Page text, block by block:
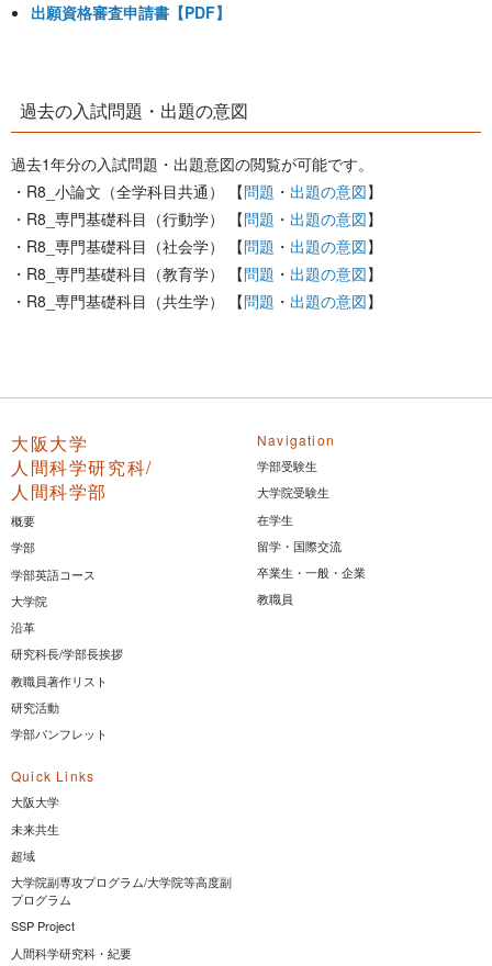
出願資格審査申請書【PDF】
過去の入試問題・出題の意図
過去1年分の入試問題・出題意図の閲覧が可能です。
・R8_小論文（全学科目共通） 【問題 ・ 出題の意図】
・R8_専門基礎科目（行動学） 【問題 ・ 出題の意図】
・R8_専門基礎科目（社会学） 【問題 ・ 出題の意図】
・R8_専門基礎科目（教育学） 【問題 ・ 出題の意図】
・R8_専門基礎科目（共生学） 【問題 ・ 出題の意図】
大阪大学
人間科学研究科/
人間科学部
概要
学部
学部英語コース
大学院
沿革
研究科長/学部長挨拶
教職員著作リスト
研究活動
学部パンフレット
Navigation
学部受験生
大学院受験生
在学生
留学・国際交流
卒業生・一般・企業
教職員
Quick Links
大阪大学
未来共生
超域
大学院副専攻プログラム/大学院等高度副
プログラム
SSP Project
人間科学研究科・紀要